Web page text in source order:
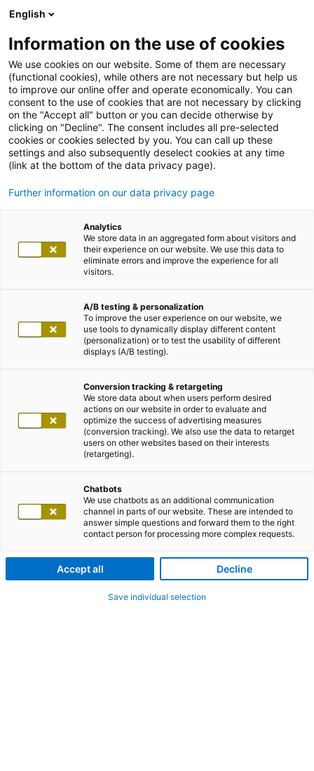
English
Information on the use of cookies
We use cookies on our website. Some of them are necessary
(functional cookies), while others are not necessary but help us
to improve our online offer and operate economically. You can
consent to the use of cookies that are not necessary by clicking
on the "Accept all" button or you can decide otherwise by
clicking on "Decline". The consent includes all pre-selected
cookies or cookies selected by you. You can call up these
settings and also subsequently deselect cookies at any time
(link at the bottom of the data privacy page).
Further information on our data privacy page
Analytics
We store data in an aggregated form about visitors and
their experience on our website. We use this data to
eliminate errors and improve the experience for all
visitors.
A/B testing & personalization
To improve the user experience on our website, we
use tools to dynamically display different content
(personalization) or to test the usability of different
displays (A/B testing).
Conversion tracking & retargeting
We store data about when users perform desired
actions on our website in order to evaluate and
optimize the success of advertising measures
(conversion tracking). We also use the data to retarget
users on other websites based on their interests
(retargeting).
Chatbots
We use chatbots as an additional communication
channel in parts of our website. These are intended to
answer simple questions and forward them to the right
contact person for processing more complex requests.
Accept all Decline
Save individual selection